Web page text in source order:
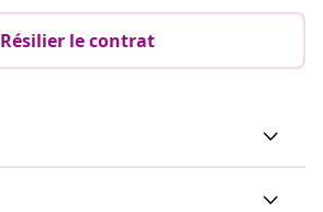
Résilier le contrat